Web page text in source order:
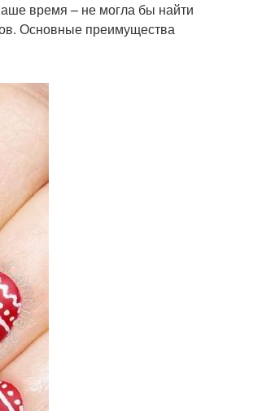
время – не могла бы найти
Основные преимущества